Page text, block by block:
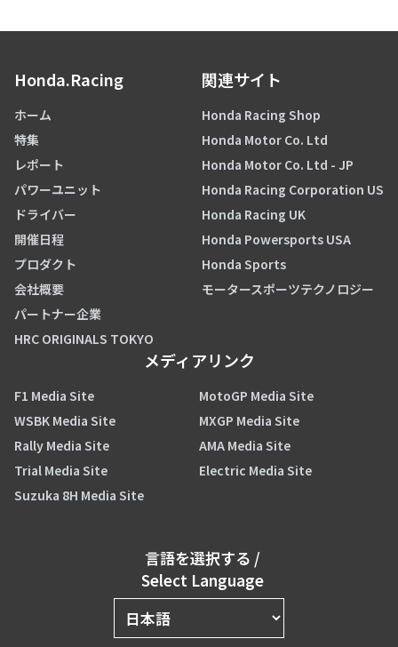
Honda.Racing
ホーム
特集
レポート
パワーユニット
ドライバー
開催日程
プロダクト
会社概要
パートナー企業
HRC ORIGINALS TOKYO
関連サイト
Honda Racing Shop
Honda Motor Co. Ltd
Honda Motor Co. Ltd - JP
Honda Racing Corporation US
Honda Racing UK
Honda Powersports USA
Honda Sports
モータースポーツテクノロジー
メディアリンク
F1 Media Site
MotoGP Media Site
WSBK Media Site
MXGP Media Site
Rally Media Site
AMA Media Site
Trial Media Site
Electric Media Site
Suzuka 8H Media Site
言語を選択する /
Select Language